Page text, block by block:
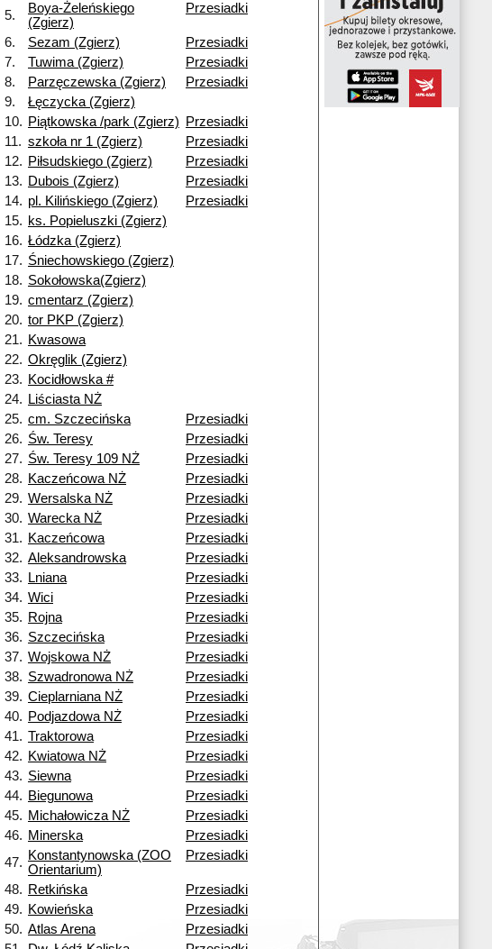
5.
Boya-Żeleńskiego
(Zgierz)
Przesiadki
6. Sezam (Zgierz)
Przesiadki
7. Tuwima (Zgierz)
Przesiadki
8. Parzęczewska (Zgierz)
Przesiadki
9.
Łęczycka (Zgierz)
10. Piątkowska /park (Zgierz)
Przesiadki
11. szkoła nr 1 (Zgierz)
Przesiadki
12. Piłsudskiego (Zgierz)
Przesiadki
13. Dubois (Zgierz)
Przesiadki
14. pl. Kilińskiego (Zgierz)
Przesiadki
15. ks. Popieluszki (Zgierz)
16. Łódzka (Zgierz)
17. Śniechowskiego (Zgierz)
18. Sokołowska(Zgierz)
19. cmentarz (Zgierz)
20. tor PKP (Zgierz)
21. Kwasowa
22. Okręglik (Zgierz)
23. Kocidłowska #
24.
Liściasta NŻ
25. cm. Szczecińska
Przesiadki
26. Św. Teresy
Przesiadki
27. Św. Teresy 109 NŻ
Przesiadki
28. Kaczeńcowa NŻ
Przesiadki
29. Wersalska NŻ
Przesiadki
30. Warecka NŻ
Przesiadki
31. Kaczeńcowa
Przesiadki
32. Aleksandrowska
Przesiadki
33. Lniana
Przesiadki
34. Wici
Przesiadki
35. Rojna
Przesiadki
36. Szczecińska
Przesiadki
37. Wojskowa NŻ
Przesiadki
38. Szwadronowa NŻ
Przesiadki
39. Cieplarniana NŻ
Przesiadki
40. Podjazdowa NŻ
Przesiadki
41. Traktorowa
Przesiadki
42. Kwiatowa NŻ
Przesiadki
43. Siewna
Przesiadki
44. Biegunowa
Przesiadki
45. Michałowicza NŻ
Przesiadki
46. Minerska
Przesiadki
47. Konstantynowska (ZOO
Orientarium)
Przesiadki
48. Retkińska
Przesiadki
49. Kowieńska
Przesiadki
50. Atlas Arena
Przesiadki